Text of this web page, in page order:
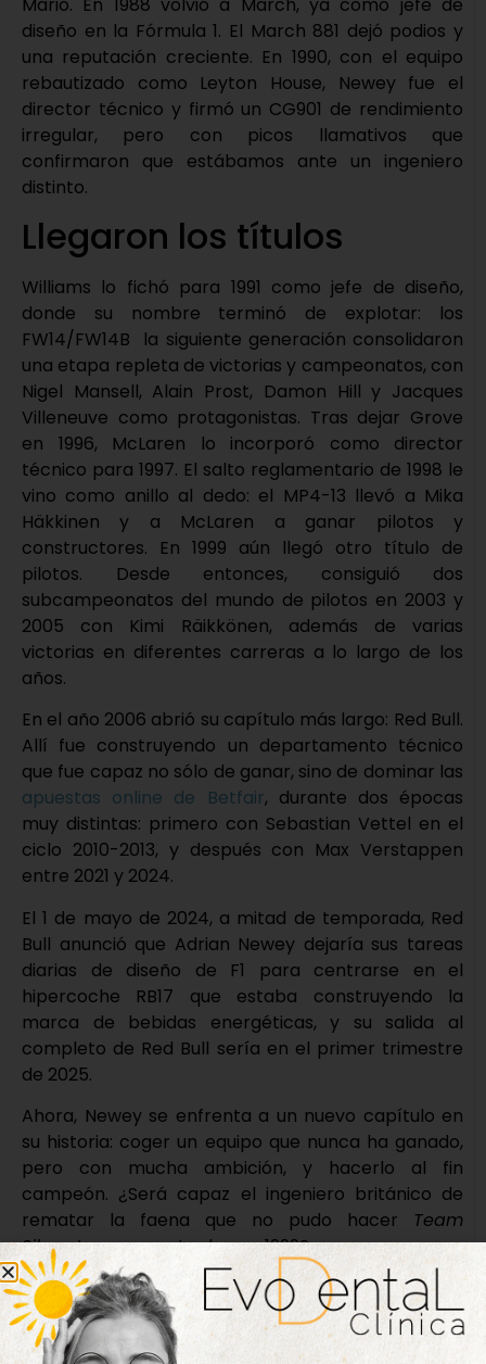
diseño en la Fórmula 1. El March 881 dejó podios y
una reputación creciente. En 1990, con el equipo
rebautizado como Leyton House, Newey fue el
director técnico y firmó un CG901 de rendimiento
irregular, pero con picos llamativos que
confirmaron que estábamos ante un ingeniero
distinto.
Llegaron los títulos
Williams lo fichó para 1991 como jefe de diseño,
donde su nombre terminó de explotar: los
FW14/FW14B la siguiente generación consolidaron
una etapa repleta de victorias y campeonatos, con
Nigel Mansell, Alain Prost, Damon Hill y Jacques
Villeneuve como protagonistas. Tras dejar Grove
en 1996, McLaren lo incorporó como director
técnico para 1997. El salto reglamentario de 1998 le
vino como anillo al dedo: el MP4-13 llevó a Mika
Häkkinen y a McLaren a ganar pilotos y
constructores. En 1999 aún llegó otro título de
pilotos. Desde entonces, consiguió dos
subcampeonatos del mundo de pilotos en 2003 y
2005 con Kimi Räikkönen, además de varias
victorias en diferentes carreras a lo largo de los
años.
En el año 2006 abrió su capítulo más largo: Red Bull.
Allí fue construyendo un departamento técnico
que fue capaz no sólo de ganar, sino de dominar las
apuestas online de Betfair, durante dos épocas
muy distintas: primero con Sebastian Vettel en el
ciclo 2010-2013, y después con Max Verstappen
entre 2021 y 2024.
El 1 de mayo de 2024, a mitad de temporada, Red
Bull anunció que Adrian Newey dejaría sus tareas
diarias de diseño de F1 para centrarse en el
hipercoche RB17 que estaba construyendo la
marca de bebidas energéticas, y su salida al
completo de Red Bull sería en el primer trimestre
de 2025.
Ahora, Newey se enfrenta a un nuevo capítulo en
su historia: coger un equipo que nunca ha ganado,
pero con mucha ambición, y hacerlo al fin
campeón. ¿Será capaz el ingeniero británico de
rematar la faena que no pudo hacer Team
Silverstonecomo Jordan en 1999?
APUESTAS